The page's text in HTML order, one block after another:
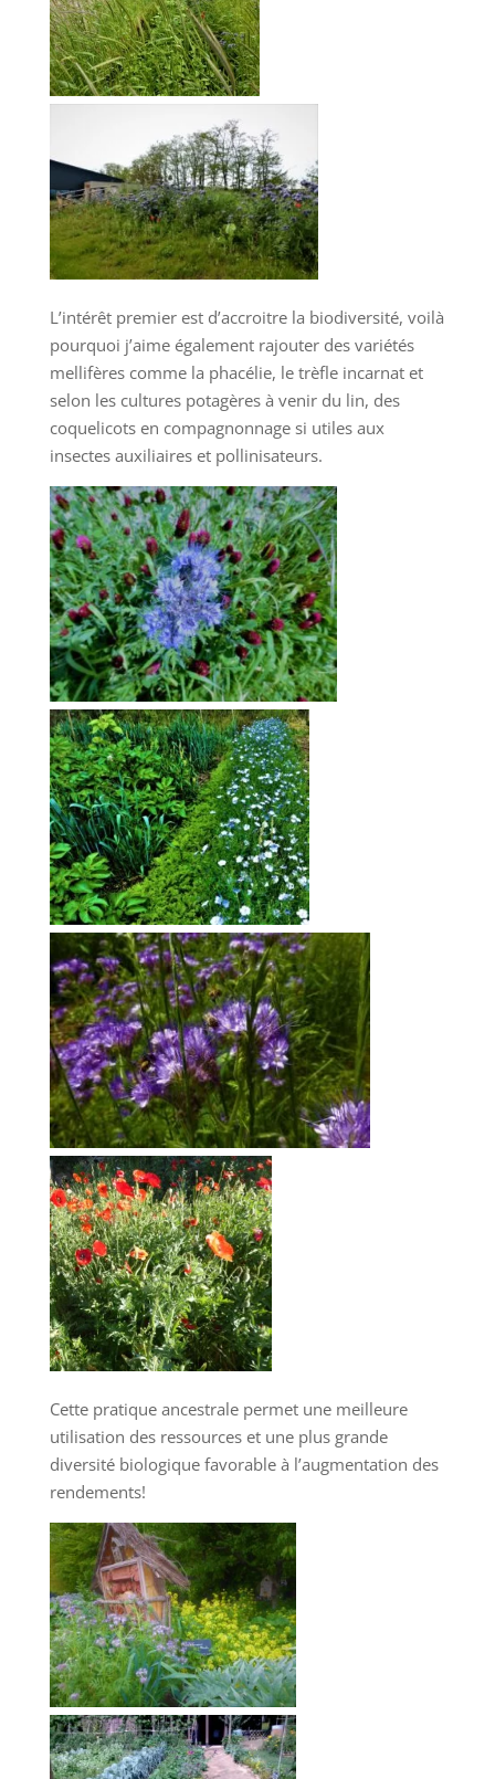
L’intérêt premier est d’accroitre la biodiversité, voilà
pourquoi j’aime également rajouter des variétés
mellifères comme la phacélie, le trèfle incarnat et
selon les cultures potagères à venir du lin, des
coquelicots en compagnonnage si utiles aux
insectes auxiliaires et pollinisateurs.
Cette pratique ancestrale permet une meilleure
utilisation des ressources et une plus grande
diversité biologique favorable à l’augmentation des
rendements!